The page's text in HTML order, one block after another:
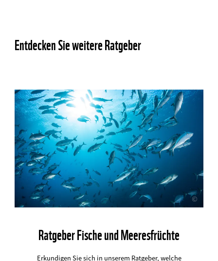
Entdecken Sie weitere Ratgeber
©
Ratgeber Fische und Meeresfrüchte
Erkundigen Sie sich in unserem Ratgeber, welche